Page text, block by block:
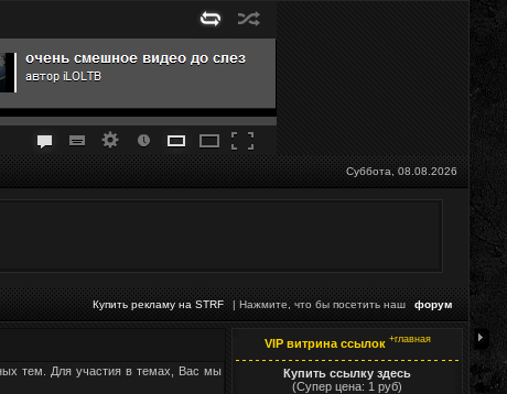
Суббота, 08.08.2026
Купить рекламу на STRF | Нажмите, что бы посетить наш форум
тем. Для участия в темах, Вас мы
VIP витрина ссылок +главная
Купить ссылку здесь
(Супер цена: 1 руб)